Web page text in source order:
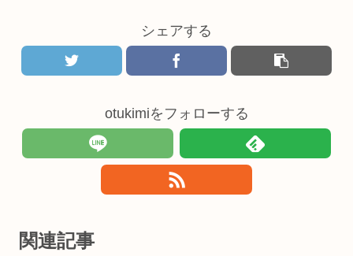
シェアする
otukimiをフォローする
関連記事